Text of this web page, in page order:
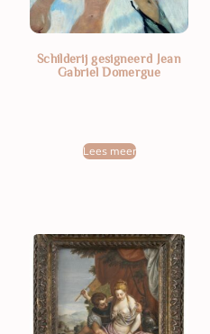
Schilderij gesigneerd Jean
Gabriel Domergue
Lees meer